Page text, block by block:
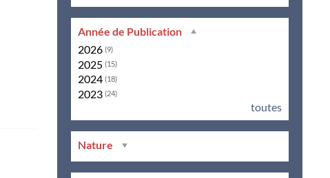
Année de Publication
2026 (9)
2025 (15)
2024 (18)
2023 (24)
toutes
Nature